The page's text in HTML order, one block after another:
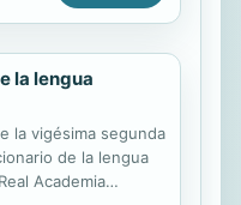
con el
a las nuevas
académicas. -
ejemplares
edición. -
y locuciones
con los
la lengua
la vigésima segunda
de la lengua
Academia